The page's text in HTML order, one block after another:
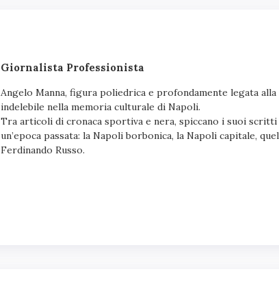
Giornalista Professionista
Angelo Manna, figura poliedrica e profondamente legata
indelebile nella memoria culturale di Napoli.
Tra articoli di cronaca sportiva e nera, spiccano i suoi
un’epoca passata: la Napoli borbonica, la Napoli capitale,
Ferdinando Russo.